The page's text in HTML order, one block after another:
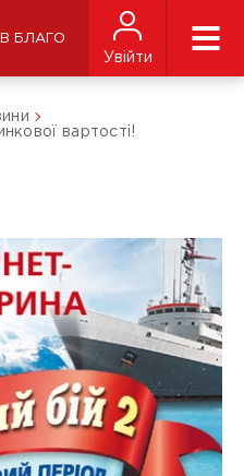
БЛАГО
Увійти
вартості!